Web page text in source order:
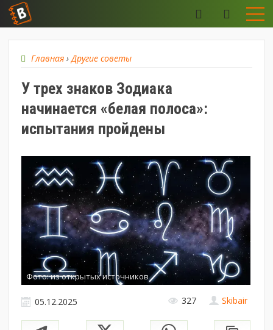
Главная ›Другие советы
У трех знаков Зодиака
начинается «белая полоса»:
испытания пройдены
Фото: из открытых источников
Skibair
05.12.2025 327